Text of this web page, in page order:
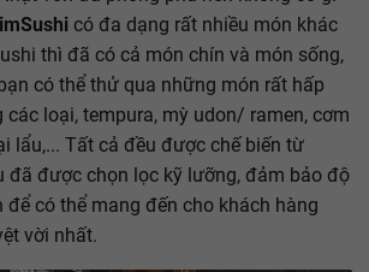
có đa dạng rất nhiều món khác
thì đã có cả món chín và món sống,
có thể thử qua những món rất hấp
loại, tempura, mỳ udon/ ramen, cơm
lẩu,... Tất cả đều được chế biến từ
đã được chọn lọc kỹ lưỡng, đảm bảo độ
để có thể mang đến cho khách hàng
vời nhất.